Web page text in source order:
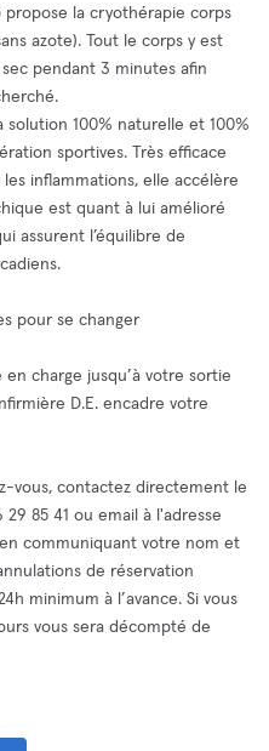
la cryothérapie corps
azote). Tout le corps y est
pendant 3 minutes afin
100% naturelle et 100%
sportives. Très efficace
inflammations, elle accélère
est quant à lui amélioré
assurent l’équilibre de
pour se changer
charge jusqu’à votre sortie
D.E. encadre votre
vous, contactez directement le
85 41 ou email à l'adresse
communiquant votre nom et
de réservation
minimum à l’avance. Si vous
vous sera décompté de